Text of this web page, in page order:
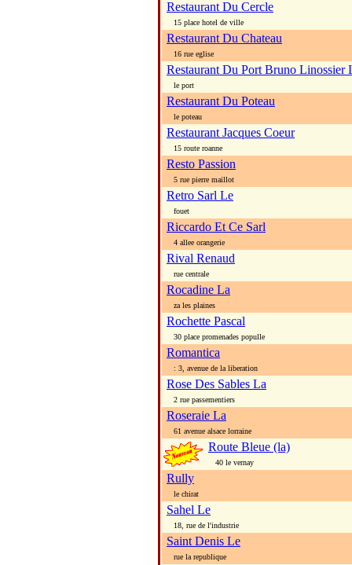
Restaurant Du Cercle
15 place hotel de ville
Restaurant Du Chateau
16 rue eglise
Restaurant Du Port Bruno Linossier
le port
Restaurant Du Poteau
le poteau
Restaurant Jacques Coeur
15 route roanne
Resto Passion
5 rue pierre maillot
Retro Sarl Le
fouet
Riccardo Et Ce Sarl
4 allee orangerie
Rival Renaud
rue centrale
Rocadine La
za les plaines
Rochette Pascal
30 place promenades populle
Romantica
: 3, avenue de la liberation
Rose Des Sables La
2 rue passementiers
Roseraie La
61 avenue alsace lorraine
Route Bleue (la)
40 le vernay
Rully
le chirat
Sahel Le
18, rue de l'industrie
Saint Denis Le
rue la republique